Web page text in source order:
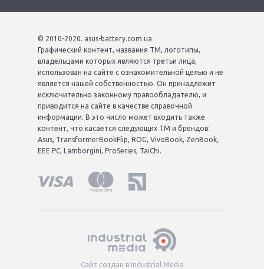
© 2010-2020. asus-battery.com.ua
Графический контент, названия ТМ, логотипы,
владельцами которых являются третьи лица,
использован на сайте с ознакомительной целью и не
является нашей собственностью. Он принадлежит
исключительно законному правообладателю, и
приводится на сайте в качестве справочной
информации. В это число может входить также
контент, что касается следующих ТМ и брендов:
Asus, TransformerBookFlip, ROG, VivoBook, ZenBook,
EEE PC, Lamborgini, ProSeries, TaiChi.
Сайт создан в Industrial Media